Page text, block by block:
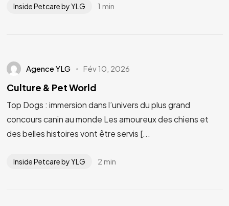
Inside Petcare by YLG 1 min
Agence YLG Fév 10, 2026
Culture & Pet World
Top Dogs : immersion dans l’univers du plus grand
concours canin au monde Les amoureux des chiens et
des belles histoires vont être servis [...
Inside Petcare by YLG 2 min